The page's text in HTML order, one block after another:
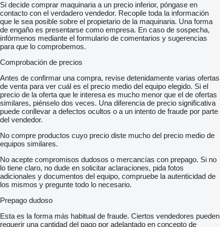
Si decide comprar maquinaria a un precio inferior, póngase en
contacto con el verdadero vendedor. Recopile toda la información
que le sea posible sobre el propietario de la maquinaria. Una forma
de engaño es presentarse como empresa. En caso de sospecha,
infórmenos mediante el formulario de comentarios y sugerencias
para que lo comprobemos.
Comprobación de precios
Antes de confirmar una compra, revise detenidamente varias ofertas
de venta para ver cuál es el precio medio del equipo elegido. Si el
precio de la oferta que le interesa es mucho menor que el de ofertas
similares, piénselo dos veces. Una diferencia de precio significativa
puede conllevar a defectos ocultos o a un intento de fraude por parte
del vendedor.
No compre productos cuyo precio diste mucho del precio medio de
equipos similares.
No acepte compromisos dudosos o mercancías con prepago. Si no
lo tiene claro, no dude en solicitar aclaraciones, pida fotos
adicionales y documentos del equipo, compruebe la autenticidad de
los mismos y pregunte todo lo necesario.
Prepago dudoso
Esta es la forma más habitual de fraude. Ciertos vendedores pueden
requerir una cantidad del pago por adelantado en concepto de